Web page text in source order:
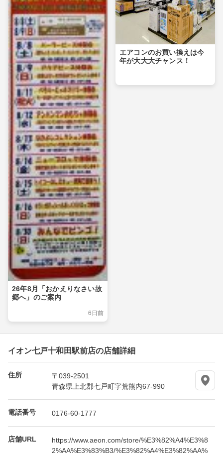
26年8月「おかえりなさい故
郷へ」のご案内
6日前
エアコンのお買い換えは今
年が大大大チャンス！
イオン七戸十和田駅前店の店舗詳細
住所
〒039-2501
青森県上北郡七戸町字荒熊内67-990
電話番号 0176-60-1777
店舗URL
https://www.aeon.com/store/%E3%82%A4%E3%8
2%AA%E3%83%B3/%E3%82%A4%E3%82%AA%